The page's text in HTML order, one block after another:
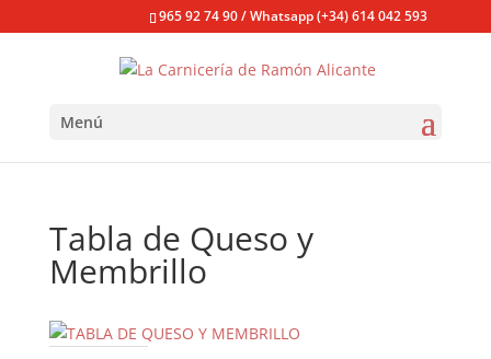
965 92 74 90 / Whatsapp (+34) 614 042 593
Menú
Tabla de Queso y
Membrillo